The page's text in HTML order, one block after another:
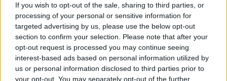
If you wish to opt-out of the sale, sharing to third parties, or
processing of your personal or sensitive information for
targeted advertising by us, please use the below opt-out
section to confirm your selection. Please note that after your
opt-out request is processed you may continue seeing
interest-based ads based on personal information utilized by
us or personal information disclosed to third parties prior to
your opt-out. You may separately opt-out of the further
ArgoUML es la principal herramienta de modelado UML de
código abierto e incluye soporte para todos los diagramas
UML estándar. Se ejecuta en cualquier plataforma Java y
está disponible en diez idiomas.ArgoUML es una
herramienta de modelado UML de código abierto que
permite a los desarrolladores de software, arquitectos y